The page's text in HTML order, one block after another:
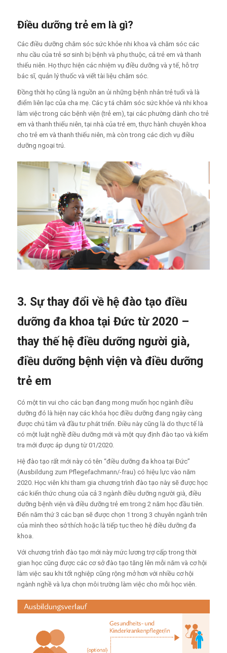
Điều dưỡng trẻ em là gì?
Các điều dưỡng chăm sóc sức khỏe nhi khoa và chăm sóc các
nhu cầu của trẻ sơ sinh bị bệnh và phụ thuộc, cả trẻ em và thanh
thiếu niên. Họ thực hiện các nhiệm vụ điều dưỡng và y tế, hỗ trợ
bác sĩ, quản lý thuốc và viết tài liệu chăm sóc.
Đồng thời họ cũng là nguồn an ủi những bệnh nhân trẻ tuổi và là
điểm liên lạc của cha mẹ. Các y tá chăm sóc sức khỏe và nhi khoa
làm việc trong các bệnh viện (trẻ em), tại các phường dành cho trẻ
em và thanh thiếu niên, tại nhà của trẻ em, thực hành chuyên khoa
cho trẻ em và thanh thiếu niên, mà còn trong các dịch vụ điều
dưỡng ngoại trú.
3. Sự thay đổi về hệ đào tạo điều
dưỡng đa khoa tại Đức từ 2020 –
thay thế hệ điều dưỡng người già,
điều dưỡng bệnh viện và điều dưỡng
trẻ em
Có một tin vui cho các bạn đang mong muốn học ngành điều
dưỡng đó là hiện nay các khóa học điều dưỡng đang ngày càng
được chú tâm và đầu tư phát triển. Điều này cũng là do thực tế là
có một luật nghề điều dưỡng mới và một quy định đào tạo và kiểm
tra mới được áp dụng từ 01/2020.
Hệ đào tạo rất mới này có tên “điều dưỡng đa khoa tại Đức”
(Ausbildung zum Pflegefachmann/-frau) có hiệu lực vào năm
2020. Học viên khi tham gia chương trình đào tạo này sẽ được học
các kiến thức chung của cả 3 ngành điều dưỡng người già, điều
dưỡng bệnh viện và điều dưỡng trẻ em trong 2 năm học đầu tiên.
Đến năm thứ 3 các bạn sẽ được chọn 1 trong 3 chuyên ngành trên
của mình theo sở thích hoặc là tiếp tục theo hệ điều dưỡng đa
khoa.
Với chương trình đào tạo mới này mức lương trợ cấp trong thời
gian học cũng được các cơ sở đào tạo tăng lên mỗi năm và cơ hội
làm việc sau khi tốt nghiệp cũng rộng mở hơn với nhiều cơ hội
ngành nghề và lựa chọn môi trường làm việc cho mỗi học viên.